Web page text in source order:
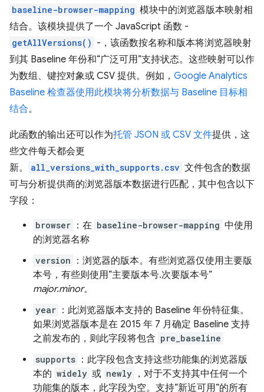
baseline-browser-mapping 模块中的浏览器版本映射相
结合。该模块提供了一个 JavaScript 函数 -
getAllVersions() -，该函数按名称和版本将浏览器映射
到其 Baseline 年份和“广泛可用”支持状态。这些映射可以作
为数组、键控对象或 CSV 提供。例如， Google Analytics
Baseline 检查器使用此模块将分析数据与 Baseline 目标相
结合。
此函数的输出还可以作为托管 JSON 或 CSV 文件提供，这
些文件每天都会更
新。
all_versions_with_supports.csv 文件包含的数据
可与分析提供商的浏览器版本数据进行匹配，其中包含以下
字段：
browser ：在 baseline-browser-mapping 中使用
的浏览器名称
version
：浏览器的版本。有些浏览器仅使用主要版
本号，有些则使用“主要版本号.次要版本号”
major.minor。
year ：此浏览器版本支持的 Baseline 年份特征集。
如果浏览器版本是在 2015 年 7 月确定 Baseline 支持
之前发布的，则此字段将包含 pre_baseline
supports ：此字段包含支持这些功能集的浏览器版
本的 widely 或 newly ，对于不支持其中任何一个
功能集的版本，此字段为空。支持“新近可用”的所有